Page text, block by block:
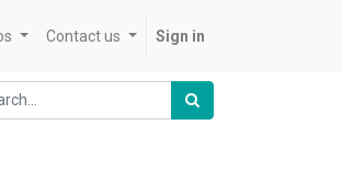
Contact us Sign in